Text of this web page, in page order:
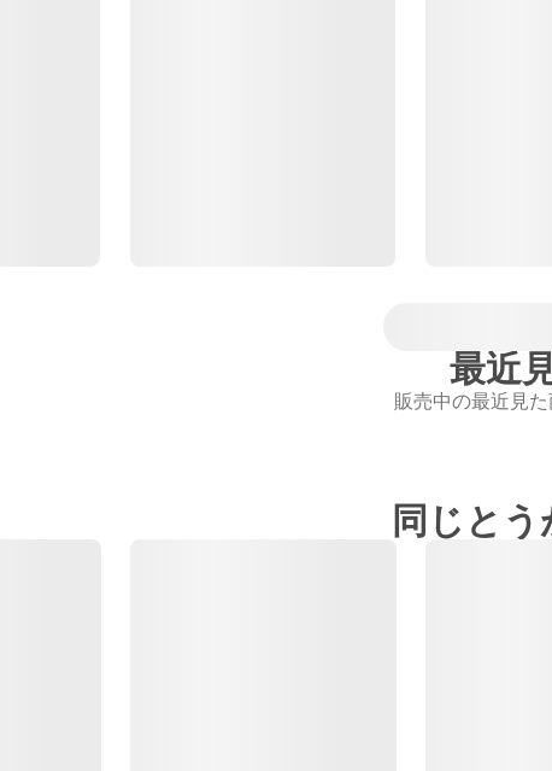
最近
販売中の最近見た
同じと